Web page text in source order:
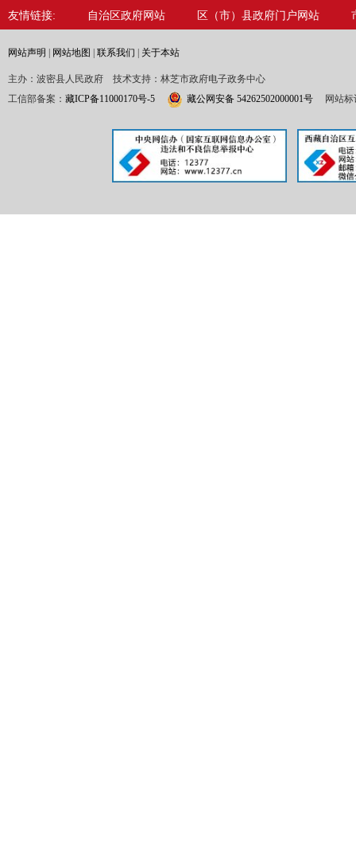
友情链接: 自治区政府网站 区（市）县政府门户网站
网站声明 网站地图 联系我们 关于本站
主办：波密县人民政府 技术支持：林芝市政府电子政务中心
工信部备案： 藏ICP备11000170号-5 藏公网安备 54262502000001号 网站标